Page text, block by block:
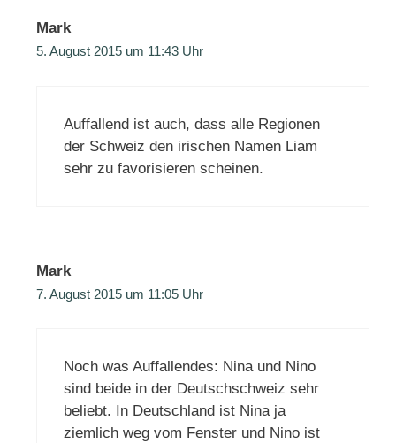
Mark
5. August 2015 um 11:43 Uhr
Auffallend ist auch, dass alle Regionen
der Schweiz den irischen Namen Liam
sehr zu favorisieren scheinen.
Mark
7. August 2015 um 11:05 Uhr
Noch was Auffallendes: Nina und Nino
sind beide in der Deutschschweiz sehr
beliebt. In Deutschland ist Nina ja
ziemlich weg vom Fenster und Nino ist